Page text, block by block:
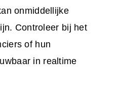
onmiddellijke
Controleer bij het
of hun
in realtime